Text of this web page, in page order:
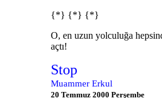
{*} {*} {*}
O, en uzun yolculuğa
açtı!
Stop
Muammer Erkul
20 Temmuz 2000 Perşembe